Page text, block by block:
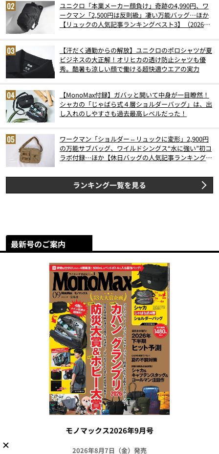
ユニクロ「本業メーカー顔負け」奇跡の4,990円、ワ
ークマン「2,500円は反則級」凄い万能バッグ…ほか
【リュックの人気記事ランキングベスト3】（2026年
【汗だく通勤からの解放】ユニクロのポロシャツが夏
ビジネスの大正解！オリヒカの透け防止シャツも優
秀。酷暑も涼しい顔で働ける超快適ウエアの実力
【MonoMax付録】ガバッと開いて中身が一目瞭然！
シャカの「じゃばら式４層ショルダーバッグ」は、出
し入れのしやすさも過去最高レベルだった！
ワークマン「ショルダー⇔リュックに変形」2,900円
の万能サブバッグ、ワイルドシングス“水に強い”初コ
ラボ付録…ほか【休日バッグの人気記事ランキングベ
ランキング一覧を見る
最新号のご案内
モノマックス2026年9月号
2026年8月7日（金）発売